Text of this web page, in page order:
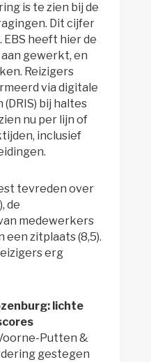
is te zien bij de
Dit cijfer
EBS heeft hier de
gewerkt, en
Reizigers
via digitale
bij haltes
nu per lijn of
inclusief
tevreden over
de
medewerkers
een zitplaats (8,5).
erg
lichte
Putten &
gestegen